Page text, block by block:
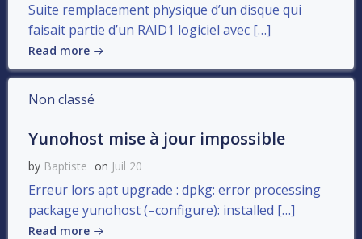
Suite remplacement physique d’un disque qui
faisait partie d’un RAID1 logiciel avec […]
Read more
Non classé
Yunohost mise à jour impossible
by Baptiste on Juil 20
Erreur lors apt upgrade : dpkg: error processing
package yunohost (–configure): installed […]
Read more